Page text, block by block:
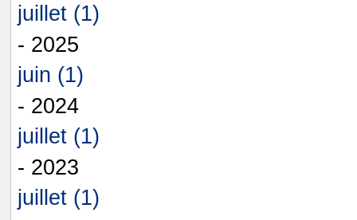
juillet (1)
- 2025
juin (1)
- 2024
juillet (1)
- 2023
juillet (1)